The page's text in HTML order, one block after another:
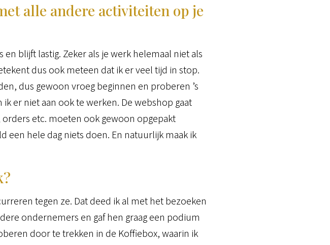
alle andere activiteiten op je
en blijft lastig. Zeker als je werk helemaal niet als
dus ook meteen dat ik er veel tijd in stop.
dus gewoon vroeg beginnen en proberen ’s
er niet aan ook te werken. De webshop gaat
etc. moeten ook gewoon opgepakt
een hele dag niets doen. En natuurlijk maak ik
tegen ze. Dat deed ik al met het bezoeken
ondernemers en gaf hen graag een podium
door te trekken in de Koffiebox, waarin ik